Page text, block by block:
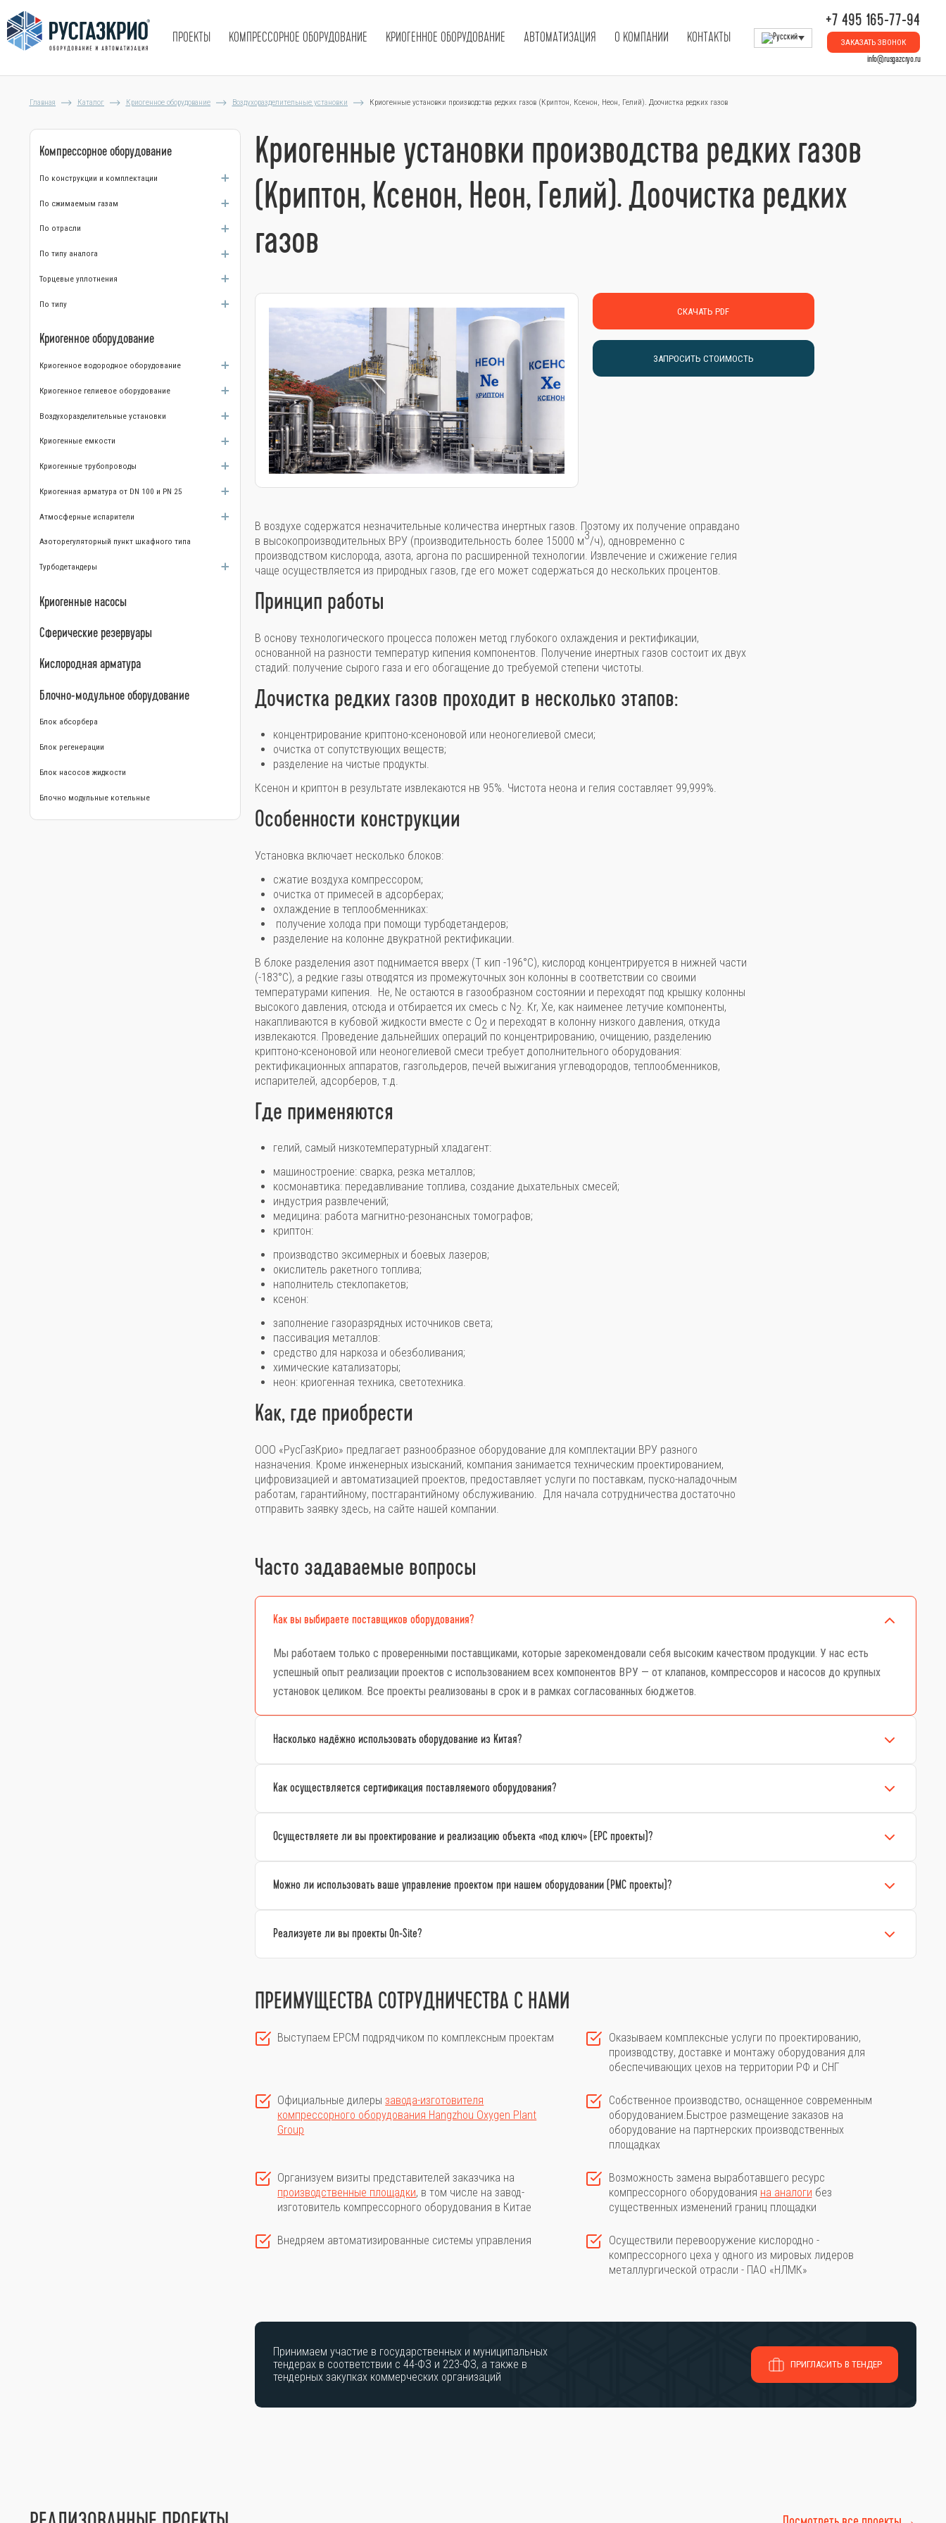
ПРОЕКТЫ КОМПРЕССОРНОЕ ОБОРУДОВАНИЕ КРИОГЕННОЕ ОБОРУДОВАНИЕ АВТОМАТИЗАЦИЯ О КОМПАНИИ КОНТАКТЫ
+7 495 165-77-94
ЗАКАЗАТЬ ЗВОНОК
info@rusgazcryo.ru
Главная Каталог Криогенное оборудование Воздухоразделительные установки Криогенные установки производства редких газов (Криптон, Ксенон, Неон, Гелий). Доочистка редких газов
Компрессорное оборудование
По конструкции и комплектации
По сжимаемым газам
По отрасли
По типу аналога
Торцевые уплотнения
По типу
Криогенное оборудование
Криогенное водородное оборудование
Криогенное гелиевое оборудование
Воздухоразделительные установки
Криогенные емкости
Криогенные трубопроводы
Криогенная арматура от DN 100 и PN 25
Атмосферные испарители
Азоторегуляторный пункт шкафного типа
Турбодетандеры
Криогенные насосы
Сферические резервуары
Кислородная арматура
Блочно-модульное оборудование
Блок абсорбера
Блок регенерации
Блок насосов жидкости
Блочно модульные котельные
Криогенные установки производства редких газов
(Криптон, Ксенон, Неон, Гелий). Доочистка редких
газов
СКАЧАТЬ PDF
ЗАПРОСИТЬ СТОИМОСТЬ
В воздухе содержатся незначительные количества инертных газов. Поэтому их получение оправдано
в высокопроизводительных ВРУ (производительность более 15000 м3/ч), одновременно с
производством кислорода, азота, аргона по расширенной технологии. Извлечение и сжижение гелия
чаще осуществляется из природных газов, где его может содержаться до нескольких процентов.
Принцип работы
В основу технологического процесса положен метод глубокого охлаждения и ректификации,
основанной на разности температур кипения компонентов. Получение инертных газов состоит их двух
стадий: получение сырого газа и его обогащение до требуемой степени чистоты.
Дочистка редких газов проходит в несколько этапов:
концентрирование криптоно-ксеноновой или неоногелиевой смеси;
очистка от сопутствующих веществ;
разделение на чистые продукты.
Ксенон и криптон в результате извлекаются нв 95%. Чистота неона и гелия составляет 99,999%.
Особенности конструкции
Установка включает несколько блоков:
сжатие воздуха компрессором;
очистка от примесей в адсорберах;
охлаждение в теплообменниках:
получение холода при помощи турбодетандеров;
разделение на колонне двукратной ректификации.
В блоке разделения азот поднимается вверх (Т кип -196°C), кислород концентрируется в нижней части
(-183°C), а редкие газы отводятся из промежуточных зон колонны в соответствии со своими
температурами кипения. He, Ne остаются в газообразном состоянии и переходят под крышку колонны
высокого давления, отсюда и отбирается их смесь с N2. Kr, Xe, как наименее летучие компоненты,
накапливаются в кубовой жидкости вместе с О2 и переходят в колонну низкого давления, откуда
извлекаются. Проведение дальнейших операций по концентрированию, очищению, разделению
криптоно-ксеноновой или неоногелиевой смеси требует дополнительного оборудования:
ректификационных аппаратов, газгольдеров, печей выжигания углеводородов, теплообменников,
испарителей, адсорберов, т.д.
Где применяются
гелий, самый низкотемпературный хладагент:
машиностроение: сварка, резка металлов;
космонавтика: передавливание топлива, создание дыхательных смесей;
индустрия развлечений;
медицина: работа магнитно-резонансных томографов;
криптон:
производство эксимерных и боевых лазеров;
окислитель ракетного топлива;
наполнитель стеклопакетов;
ксенон:
заполнение газоразрядных источников света;
пассивация металлов:
средство для наркоза и обезболивания;
химические катализаторы;
неон: криогенная техника, светотехника.
Как, где приобрести
ООО «РусГазКрио» предлагает разнообразное оборудование для комплектации ВРУ разного
назначения. Кроме инженерных изысканий, компания занимается техническим проектированием,
цифровизацией и автоматизацией проектов, предоставляет услуги по поставкам, пуско-наладочным
работам, гарантийному, постгарантийному обслуживанию. Для начала сотрудничества достаточно
отправить заявку здесь, на сайте нашей компании.
Часто задаваемые вопросы
Как вы выбираете поставщиков оборудования?
Мы работаем только с проверенными поставщиками, которые зарекомендовали себя высоким качеством продукции. У нас есть
успешный опыт реализации проектов с использованием всех компонентов ВРУ — от клапанов, компрессоров и насосов до крупных
установок целиком. Все проекты реализованы в срок и в рамках согласованных бюджетов.
Насколько надёжно использовать оборудование из Китая?
Как осуществляется сертификация поставляемого оборудования?
Осуществляете ли вы проектирование и реализацию объекта «под ключ» (EPC проекты)?
Можно ли использовать ваше управление проектом при нашем оборудовании (РМС проекты)?
Реализуете ли вы проекты On-Site?
ПРЕИМУЩЕСТВА СОТРУДНИЧЕСТВА С НАМИ
Выступаем ЕРСМ подрядчиком по комплексным проектам
Оказываем комплексные услуги по проектированию,
производству, доставке и монтажу оборудования для
обеспечивающих цехов на территории РФ и СНГ
Официальные дилерызавода-изготовителя
компрессорного оборудования Hangzhou Oxygen Plant
Group
Собственное производство, оснащенное современным
оборудованием.Быстрое размещение заказов на
оборудование на партнерских производственных
площадках
Организуем визиты представителей заказчика на
производственные площадки, в том числе на завод-
изготовитель компрессорного оборудования в Китае
Возможность замена выработавшего ресурс
компрессорного оборудования на аналоги без
существенных изменений границ площадки
Внедряем автоматизированные системы управления
Осуществили перевооружение кислородно -
компрессорного цеха у одного из мировых лидеров
металлургической отрасли - ПАО «НЛМК»
Принимаем участие в государственных и муниципальных
тендерах в соответствии с 44-ФЗ и 223-ФЗ, а также в
тендерных закупках коммерческих организаций
ПРИГЛАСИТЬ В ТЕНДЕР